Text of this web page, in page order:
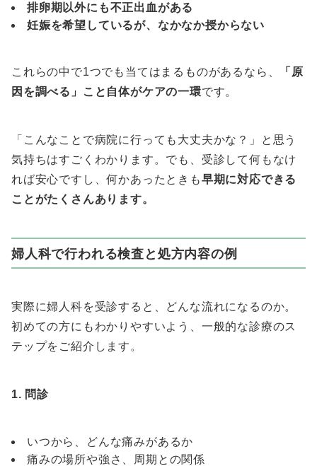
排卵期以外にも不正出血がある
妊娠を希望しているが、なかなか授からない
これらの中で1つでも当てはまるものがあるなら、
「原
因を調べる」こと自体がケアの一環です。
「こんなことで病院に行っても大丈夫かな？」と思う
気持ちはすごくわかります。でも、受診して何もなけ
れば安心ですし、何かあったときも早期に対応できる
ことがたくさんあります。
婦人科で行われる検査と処方内容の例
実際に婦人科を受診すると、どんな流れになるのか。
初めての方にもわかりやすいよう、一般的な診療のス
テップをご紹介します。
1. 問診
いつから、どんな痛みがあるか
痛みの場所や強さ、周期との関係